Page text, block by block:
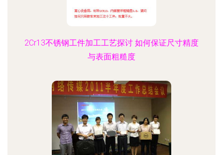
2Cr13不锈钢工件加工工艺探讨 如何保证尺寸精度
与表面粗糙度